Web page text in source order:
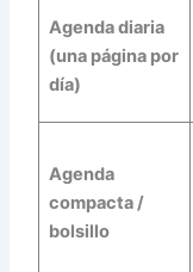
Agenda diaria
(una página por
día)
Agenda
compacta /
bolsillo